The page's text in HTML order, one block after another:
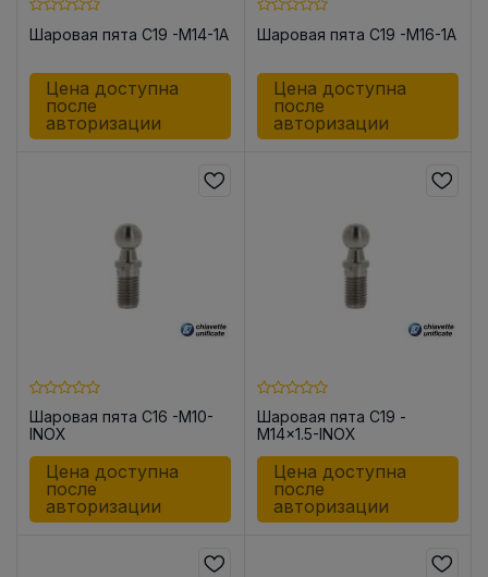
Шаровая пята C19 -M14-1A
Цена доступна
после
авторизации
Шаровая пята C19 -M16-1A
Цена доступна
после
авторизации
Шаровая пята C16 -M10-
INOX
Цена доступна
после
авторизации
Шаровая пята C19 -
M14x1.5-INOX
Цена доступна
после
авторизации